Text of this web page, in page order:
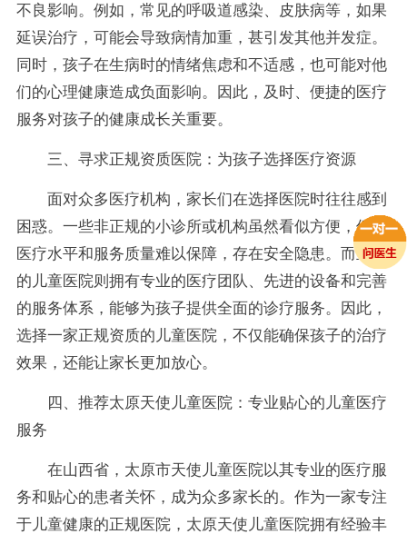
不良影响。例如，常见的呼吸道感染、皮肤病等，如果
延误治疗，可能会导致病情加重，甚引发其他并发症。
同时，孩子在生病时的情绪焦虑和不适感，也可能对他
们的心理健康造成负面影响。因此，及时、便捷的医疗
服务对孩子的健康成长关重要。
三、寻求正规资质医院：为孩子选择医疗资源
面对众多医疗机构，家长们在选择医院时往往感到
困惑。一些非正规的小诊所或机构虽然看似方便，但其
医疗水平和服务质量难以保障，存在安全隐患。而正规
的儿童医院则拥有专业的医疗团队、先进的设备和完善
的服务体系，能够为孩子提供全面的诊疗服务。因此，
选择一家正规资质的儿童医院，不仅能确保孩子的治疗
效果，还能让家长更加放心。
四、推荐太原天使儿童医院：专业贴心的儿童医疗
服务
在山西省，太原市天使儿童医院以其专业的医疗服
务和贴心的患者关怀，成为众多家长的。作为一家专注
于儿童健康的正规医院，太原天使儿童医院拥有经验丰